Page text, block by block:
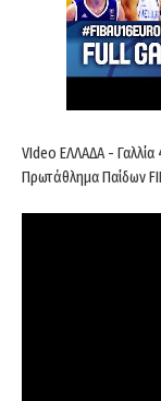
VIdeo ΕΛΛΑΔΑ -
Πρωτάθλημα Παίδων